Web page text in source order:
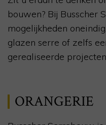
bouwen? Bij Busscher
mogelijkheden
glazen serre of zelfs
gerealiseerde projecten
ORANGERIE